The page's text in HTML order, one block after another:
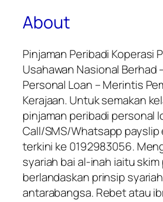
About
Pinjaman Peribadi Koperasi
Usahawan Nasional Berhad
Personal Loan – Merintis
Kerajaan. Untuk semakan
pinjaman peribadi personal
Call/SMS/Whatsapp payslip
terkini ke 0192983056.
syariah bai al-inah iaitu
berlandaskan prinsip
antarabangsa. Rebet atau